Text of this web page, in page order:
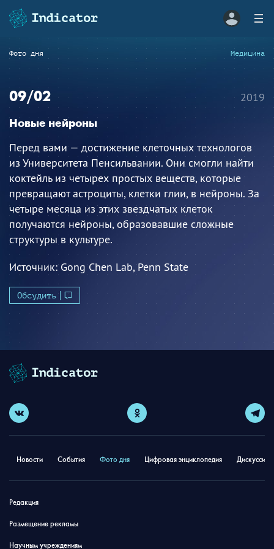
Фото дня Медицина
09/02
Новые нейроны
Перед вами — достижение клеточных технологов
из Университета Пенсильвании. Они смогли найти
коктейль из четырех простых веществ, которые
превращают астроциты, клетки глии, в нейроны. За
четыре месяца из этих звездчатых клеток
получаются нейроны, образовавшие сложные
структуры в культуре.
Источник:Gong Chen Lab, Penn State
Обсудить
2019
Новости События Фото дня Цифровая энциклопедия
Редакция
Размещение рекламы
Научным учреждениям